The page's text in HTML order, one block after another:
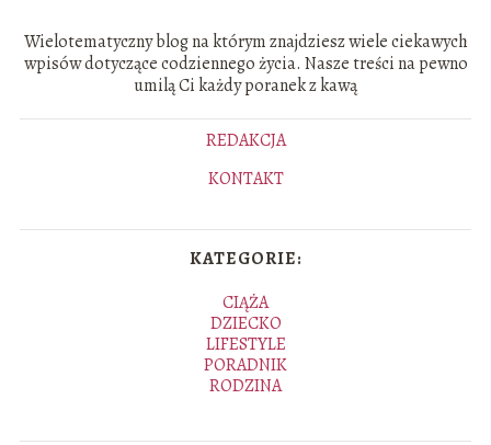
Wielotematyczny blog na którym znajdziesz wiele ciekawych
wpisów dotyczące codziennego życia. Nasze treści na pewno
umilą Ci każdy poranek z kawą
REDAKCJA
KONTAKT
KATEGORIE:
CIĄŻA
DZIECKO
LIFESTYLE
PORADNIK
RODZINA